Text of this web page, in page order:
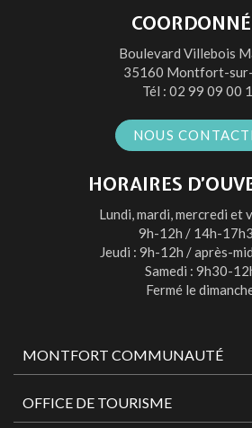
le
compte
Facebook
le
compte
Twitter
le
Boulevard Villebois
35160 Montfort-
Tél : 02 99 09 00
NOUS
HORAIRES
Lundi, mardi, mercredi et
9h-12h / 14h-
Jeudi : 9h-12h / après-
Samedi : 9h30-
Fermé le
MONTFORT COMMUNAUTÉ
OFFICE DE TOURISME